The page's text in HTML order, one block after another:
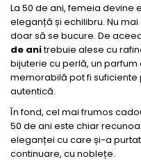
La 50 de ani, femeia
eleganță și echilibru. Nu
doar să se bucure. De
de anitrebuie alese cu
bijuterie cu perlă, un
memorabilă pot fi
autentică.
În fond, cel mai frumos
50 de ani este chiar
eleganței cu care și-a
continuare, cu noblețe.